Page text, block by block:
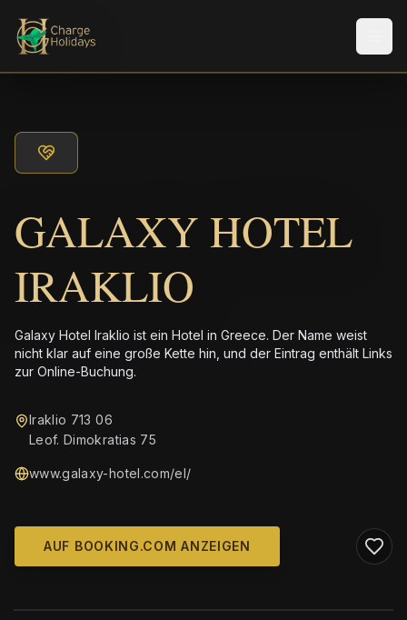
GALAXY HOTEL
IRAKLIO
Galaxy Hotel Iraklio ist ein Hotel in Greece. Der Name weist
nicht klar auf eine große Kette hin, und der Eintrag enthält Links
zur Online-Buchung.
Iraklio 713 06
Leof. Dimokratias 75
www.galaxy-hotel.com/el/
AUF BOOKING.COM ANZEIGEN